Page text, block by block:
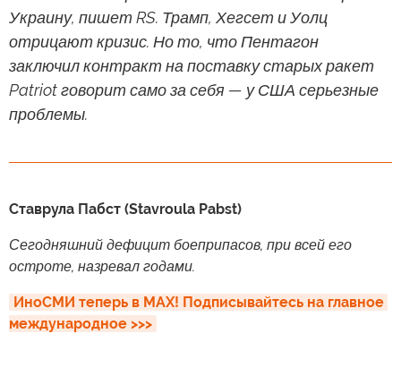
Украину, пишет RS. Трамп, Хегсет и Уолц
отрицают кризис. Но то, что Пентагон
заключил контракт на поставку старых ракет
Patriot говорит само за себя — у США серьезные
проблемы.
Ставрула Пабст (Stavroula Pabst)
Сегодняшний дефицит боеприпасов, при всей его
остроте, назревал годами.
ИноСМИ теперь в MAX! Подписывайтесь на главное
международное >>>